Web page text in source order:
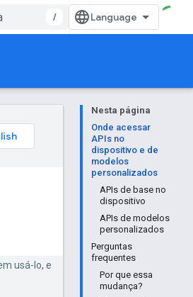
/
Nesta página
Onde acessar
APIs no
dispositivo e de
modelos
personalizados
APIs de base no
dispositivo
APIs de modelos
personalizados
Perguntas
frequentes
Por que essa
mudança?
usá-lo, e